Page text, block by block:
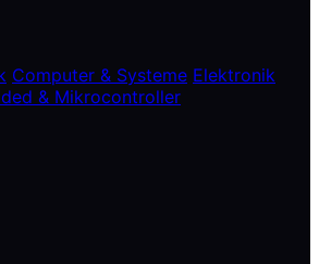
Computer & Systeme Elektronik
& Mikrocontroller